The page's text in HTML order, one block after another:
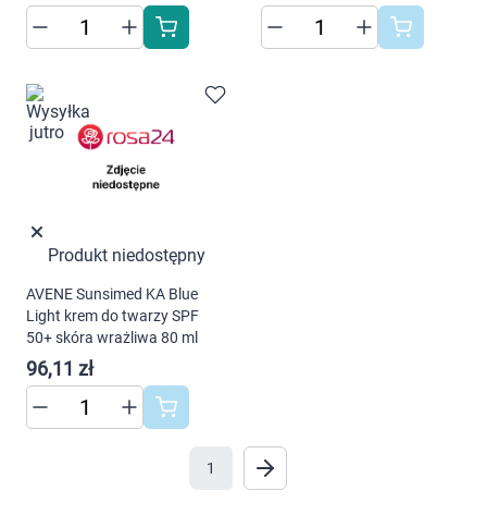
dostosowania zawartości serwisu do Twoich
preferencji. Więcej informacji znajdziesz w
naszej
warunki przechowywania lub dostępu do
cookies poprzez kliknięcie przycisku
"Ustawienia" lub możesz zaakceptować
ustawienia wszystkich cookies klikając
AKCEPTUJĘ WSZYSTKIE
Kosmetyki
Zdrowy styl życia
Sprzęt medyczny
Motoryzacja
Grupy produktowe
Produkt niedostępny
AVENE Sunsimed KA Blue
Light krem do twarzy SPF
50+ skóra wrażliwa 80 ml
96,11 zł
1